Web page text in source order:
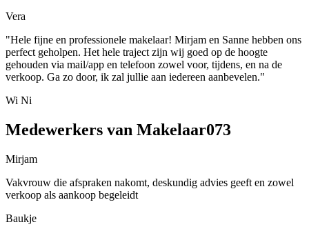
Vera
"Hele fijne en professionele makelaar! Mirjam en Sanne hebben ons
perfect geholpen. Het hele traject zijn wij goed op de hoogte
gehouden via mail/app en telefoon zowel voor, tijdens, en na de
verkoop. Ga zo door, ik zal jullie aan iedereen aanbevelen."
Wi Ni
Medewerkers van Makelaar073
Mirjam
Vakvrouw die afspraken nakomt, deskundig advies geeft en zowel
verkoop als aankoop begeleidt
Baukje